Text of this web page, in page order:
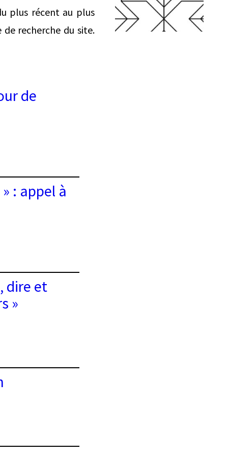
plus récent au plus
recherche du site.
de
: appel à
dire et
»